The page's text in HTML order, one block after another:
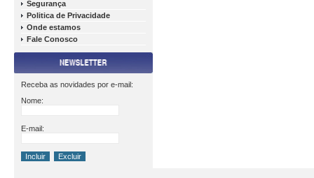
Segurança
Politica de Privacidade
Onde estamos
Fale Conosco
Receba as novidades por e-mail:
Nome:
E-mail: